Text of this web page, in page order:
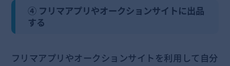
④ フリマアプリやオークションサイトに出品
する
フリマアプリやオークションサイトを利用して自分